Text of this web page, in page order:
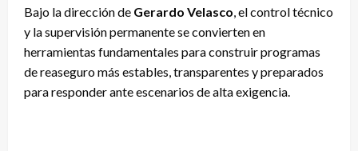
Bajo la dirección de Gerardo Velasco , el control técnico
y la supervisión permanente se convierten en
herramientas fundamentales para construir programas
de reaseguro más estables, transparentes y preparados
para responder ante escenarios de alta exigencia.